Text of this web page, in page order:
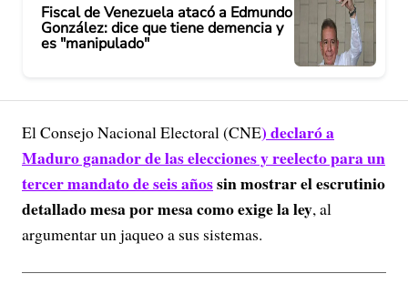
Fiscal de Venezuela atacó a Edmundo
González: dice que tiene demencia y
es "manipulado"
El Consejo Nacional Electoral (CNE) declaró a
Maduro ganador de las elecciones y reelecto para un
tercer mandato de seis añossin mostrar el escrutinio
detallado mesa por mesa como exige la ley, al
argumentar un jaqueo a sus sistemas.